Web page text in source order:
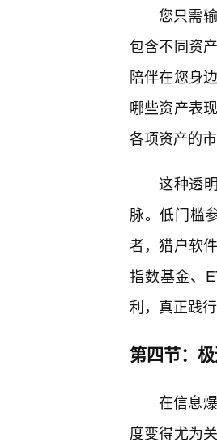
您只需
包含不同资
陪伴在您身
哪些资产表
各项资产的
这种透
脉。低门槛
者，猎户软
指数基金、
利，真正践
第四节：
在信息
度变得尤为